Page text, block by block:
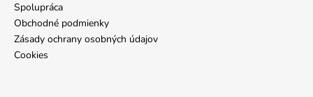
Spolupráca
Obchodné podmienky
Zásady ochrany osobných údajov
Cookies